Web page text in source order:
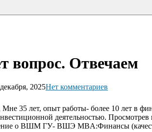
вопрос. Отвечаем
2025Нет комментариев
35 лет, опыт работы- более 10 лет в
деятельностью.
о ВШМ ГУ- ВШЭ MBA:Финансы